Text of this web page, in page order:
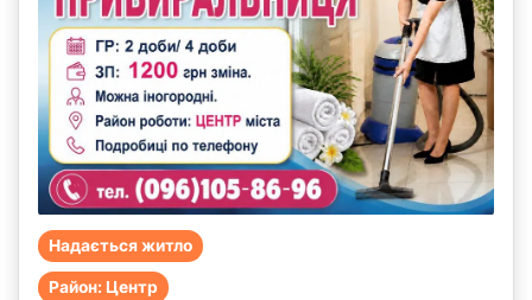
Надається житло
Район: Центр